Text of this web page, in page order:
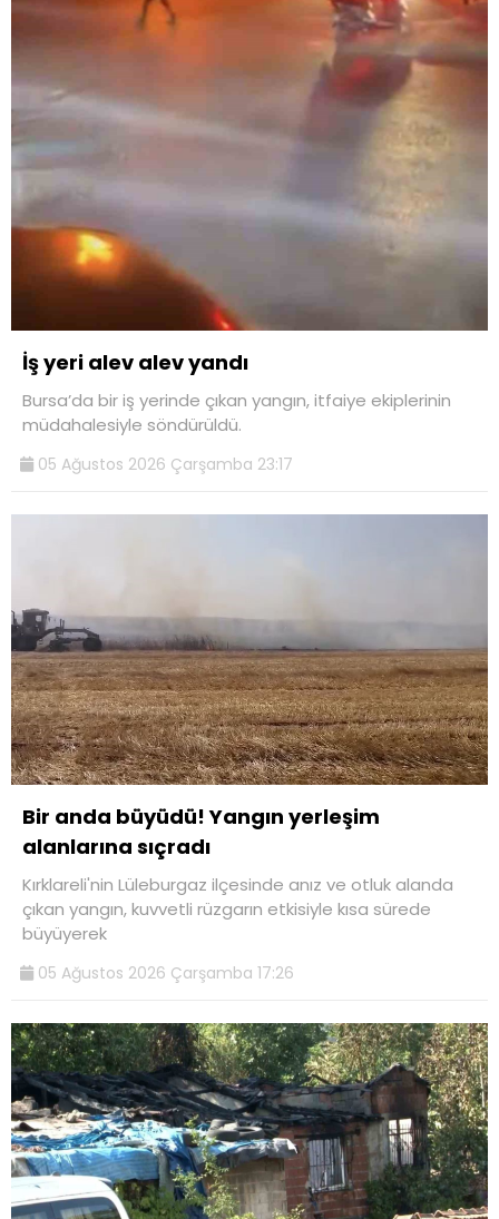
İş yeri alev alev yandı
Bursa’da bir iş yerinde çıkan yangın, itfaiye ekiplerinin
müdahalesiyle söndürüldü.
05 Ağustos 2026 Çarşamba 23:17
Bir anda büyüdü! Yangın yerleşim
alanlarına sıçradı
Kırklareli'nin Lüleburgaz ilçesinde anız ve otluk alanda
çıkan yangın, kuvvetli rüzgarın etkisiyle kısa sürede
büyüyerek
05 Ağustos 2026 Çarşamba 17:26